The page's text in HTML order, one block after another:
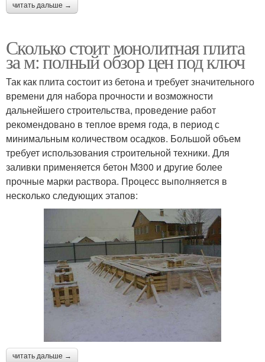
читать дальше →
Сколько стоит монолитная плита
за м: полный обзор цен под ключ
Так как плита состоит из бетона и требует значительного
времени для набора прочности и возможности
дальнейшего строительства, проведение работ
рекомендовано в теплое время года, в период с
минимальным количеством осадков. Большой объем
требует использования строительной техники. Для
заливки применяется бетон М300 и другие более
прочные марки раствора. Процесс выполняется в
несколько следующих этапов:
читать дальше →